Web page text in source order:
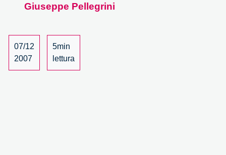
scientifica
partecipazione:
sette
questioni
decisive
Giuseppe Pellegrini
07/12
2007
5min
lettura